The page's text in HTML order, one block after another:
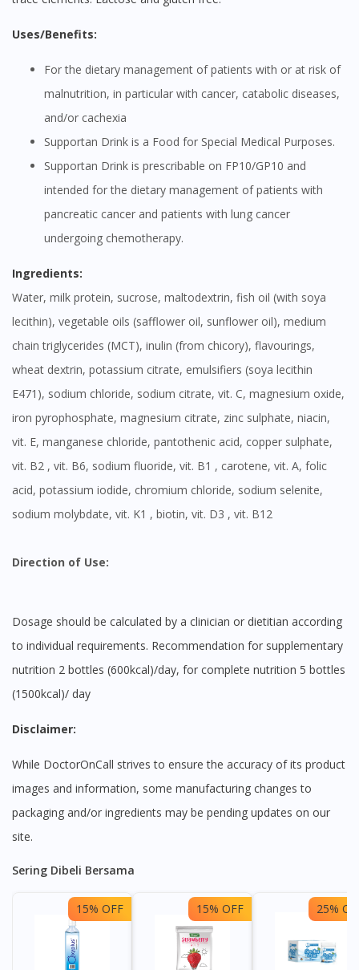
Uses/Benefits:
For the dietary management of patients with or at risk of
malnutrition, in particular with cancer, catabolic diseases,
and/or cachexia
Supportan Drink is a Food for Special Medical Purposes.
Supportan Drink is prescribable on FP10/GP10 and
intended for the dietary management of patients with
pancreatic cancer and patients with lung cancer
undergoing chemotherapy.
Ingredients:
Water, milk protein, sucrose, maltodextrin, fish oil (with soya
lecithin), vegetable oils (safflower oil, sunflower oil), medium
chain triglycerides (MCT), inulin (from chicory), flavourings,
wheat dextrin, potassium citrate, emulsifiers (soya lecithin
E471), sodium chloride, sodium citrate, vit. C, magnesium oxide,
iron pyrophosphate, magnesium citrate, zinc sulphate, niacin,
vit. E, manganese chloride, pantothenic acid, copper sulphate,
vit. B2 , vit. B6, sodium fluoride, vit. B1 , carotene, vit. A, folic
acid, potassium iodide, chromium chloride, sodium selenite,
sodium molybdate, vit. K1 , biotin, vit. D3 , vit. B12
Direction of Use:
Dosage should be calculated by a clinician or dietitian according
to individual requirements. Recommendation for supplementary
nutrition 2 bottles (600kcal)/day, for complete nutrition 5 bottles
(1500kcal)/ day
Disclaimer:
While DoctorOnCall strives to ensure the accuracy of its product
images and information, some manufacturing changes to
packaging and/or ingredients may be pending updates on our
site.
Sering Dibeli Bersama
15% OFF 15% OFF 25%